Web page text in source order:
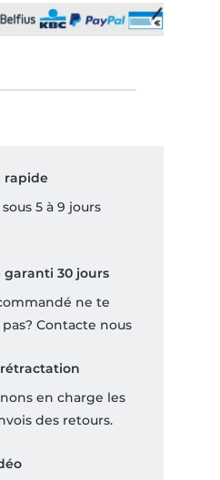
rapide
5 à 9 jours
garanti 30 jours
ne te
Contacte nous
en charge les
des retours.